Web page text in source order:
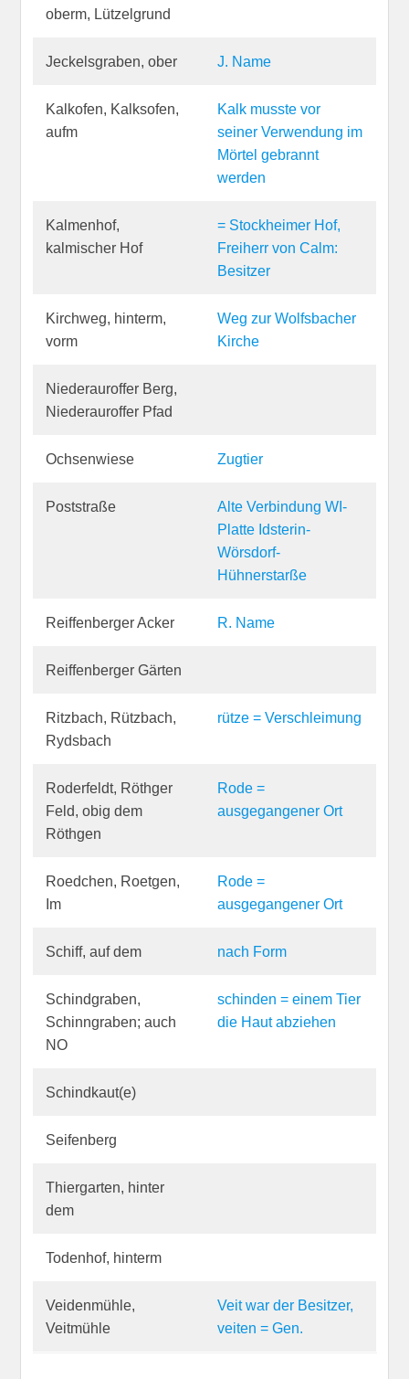
oberm, Lützelgrund
Jeckelsgraben, ober J. Name
Kalkofen, Kalksofen,
aufm
Kalk musste vor
seiner Verwendung im
Mörtel gebrannt
werden
Kalmenhof,
kalmischer Hof
= Stockheimer Hof,
Freiherr von Calm:
Besitzer
Kirchweg, hinterm,
vorm
Weg zur Wolfsbacher
Kirche
Niederauroffer Berg,
Niederauroffer Pfad
Ochsenwiese Zugtier
Poststraße
Alte Verbindung WI-
Platte Idsterin-
Wörsdorf-
Hühnerstarße
Reiffenberger Acker R. Name
Reiffenberger Gärten
Ritzbach, Rützbach,
Rydsbach
rütze = Verschleimung
Roderfeldt, Röthger
Feld, obig dem
Röthgen
Rode =
ausgegangener Ort
Roedchen, Roetgen,
Im
Rode =
ausgegangener Ort
Schiff, auf dem nach Form
Schindgraben,
Schinngraben; auch
NO
schinden = einem Tier
die Haut abziehen
Schindkaut(e)
Seifenberg
Thiergarten, hinter
dem
Todenhof, hinterm
Veidenmühle,
Veitmühle
Veit war der Besitzer,
veiten = Gen.